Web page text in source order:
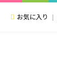
お気に入り